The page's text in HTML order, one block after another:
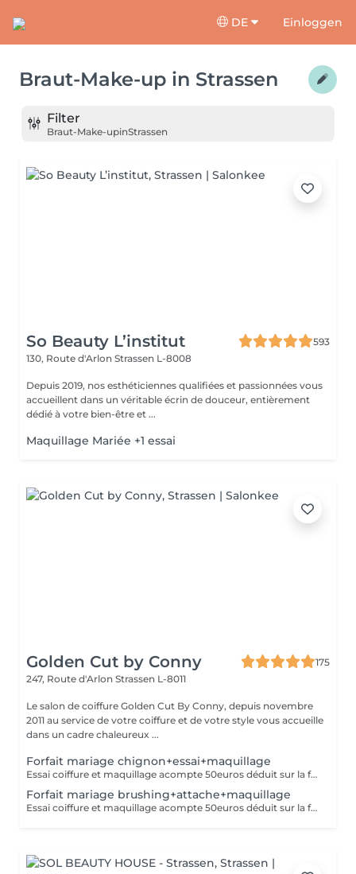
DE Einloggen
Braut-Make-up in Strassen
Filter
Braut-Make-upinStrassen
So Beauty L’institut
593
130, Route d'Arlon Strassen L-8008
Depuis 2019, nos esthéticiennes qualifiées et passionnées vous
accueillent dans un véritable écrin de douceur, entièrement
dédié à votre bien-être et ...
Maquillage Mariée +1 essai
Golden Cut by Conny
175
247, Route d'Arlon Strassen L-8011
Le salon de coiffure Golden Cut By Conny, depuis novembre
2011 au service de votre coiffure et de votre style vous accueille
dans un cadre chaleureux ...
Forfait mariage chignon+essai+maquillage
Essai coiffure et maquillage acompte 50euros déduit sur la facture finale
Forfait mariage brushing+attache+maquillage
Essai coiffure et maquillage acompte 50euros déduit sur la facture finale